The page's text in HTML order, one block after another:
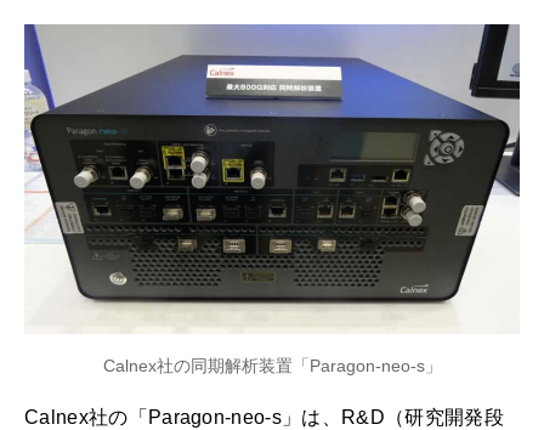
Calnex社の同期解析装置「Paragon-neo-s」
Calnex社の「Paragon-neo-s」は、R&D（研究開発段